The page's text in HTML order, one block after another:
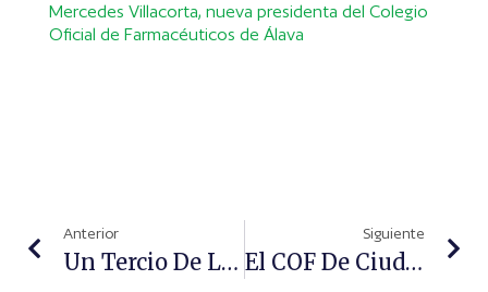
Mercedes Villacorta, nueva presidenta del Colegio
Oficial de Farmacéuticos de Álava
Anterior
Un Tercio De Los Españoles Buscan Nutracéuticos Para Combatir El Envejecimiento
Siguiente
El COF De Ciudad Real Acoge Una Sesión Formativa Para Mejorar La Seguridad De Los Profesionales Sanitarios En Las Farmacias Rurales